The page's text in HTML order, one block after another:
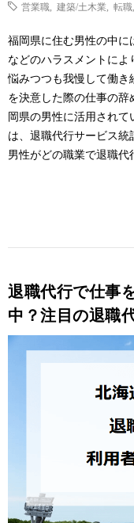
営業職 建築/土木業 転職
福岡県に住む男性の中に
などのハラスメントに
悩みつつも我慢して働
を決意した際の仕事の
岡県の男性に活用され
は、退職代行サービス
男性がどの職業で退職
退職代行で仕事
中？注目の退職